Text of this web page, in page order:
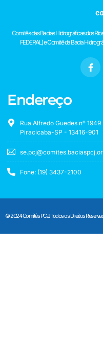
Comitês das Bacias Hidrográficas dos
FEDERAL) e Comitê da Bacia
Endereço
Rua Alfredo Guedes nº
Piracicaba-SP - 13416-901
Fone: (19) 3437-2100
© 2024 Comitês PCJ. Todos os Direitos